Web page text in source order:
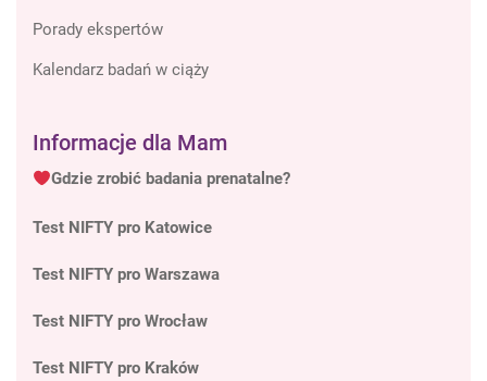
Porady ekspertów
Kalendarz badań w ciąży
Informacje dla Mam
Gdzie zrobić badania prenatalne?
Test NIFTY pro Katowice
Test NIFTY pro Warszawa
Test NIFTY pro Wrocław
Test NIFTY pro Kraków